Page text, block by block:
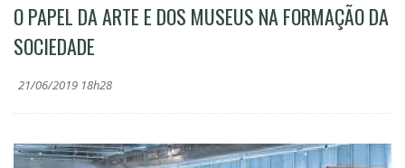
O PAPEL DA ARTE E DOS MUSEUS NA FORMAÇÃO DA
SOCIEDADE
21/06/2019 18h28